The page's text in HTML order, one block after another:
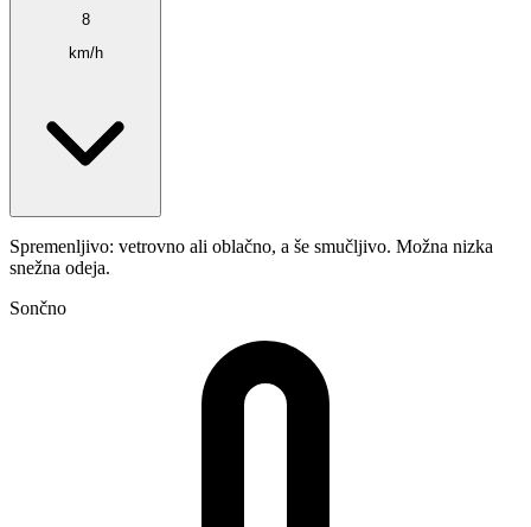
8
km/h
Spremenljivo: vetrovno ali oblačno, a še smučljivo. Možna nizka
snežna odeja.
Sončno